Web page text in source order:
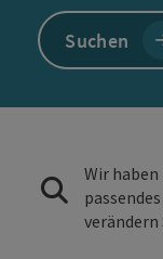
Suchen
Wir